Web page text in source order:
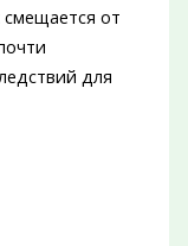
от
для